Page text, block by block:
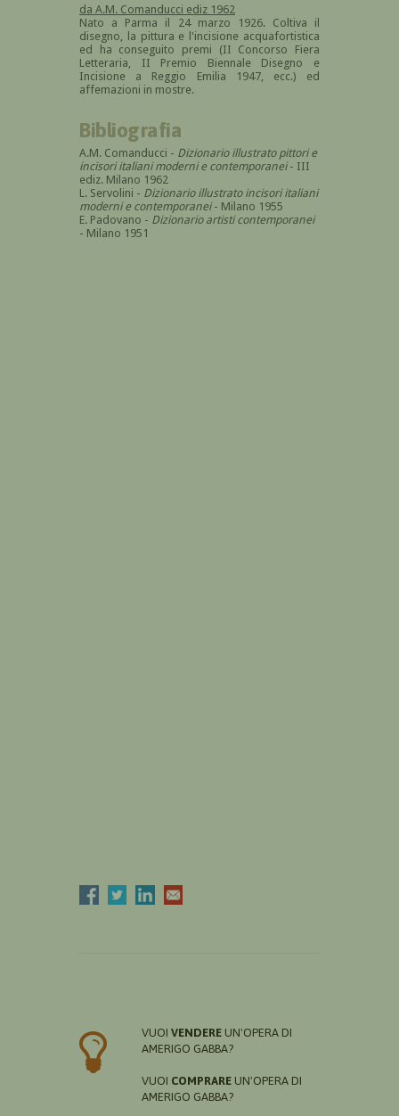
da A.M. Comanducci ediz 1962
Nato a Parma il 24 marzo 1926. Coltiva il
disegno, la pittura e l'incisione acquafortistica
ed ha conseguito premi (II Concorso Fiera
Letteraria, II Premio Biennale Disegno e
Incisione a Reggio Emilia 1947, ecc.) ed
affemazioni in mostre.
Bibliografia
A.M. Comanducci - Dizionario illustrato pittori e
incisori italiani moderni e contemporanei- III
ediz. Milano 1962
L. Servolini - Dizionario illustrato incisori italiani
moderni e contemporanei- Milano 1955
E. Padovano - Dizionario artisti contemporanei
- Milano 1951
VUOI VENDERE UN'OPERA DI
AMERIGO GABBA?
VUOI COMPRARE UN'OPERA DI
AMERIGO GABBA?